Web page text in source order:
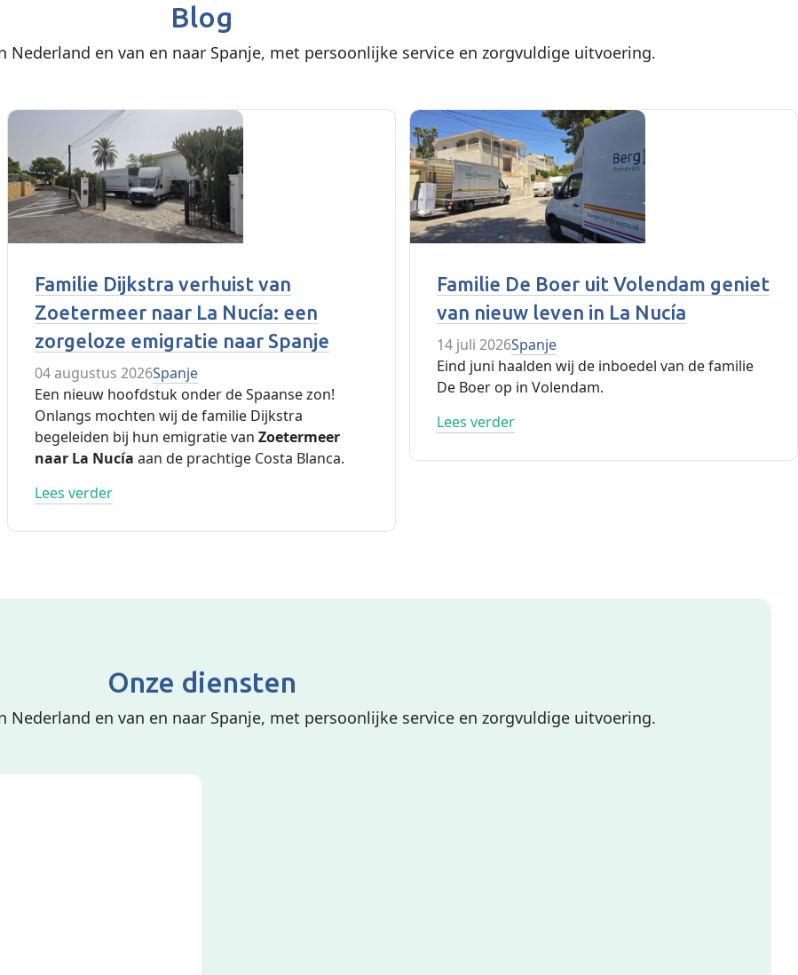
Blog
Nederland en van en naar Spanje, met persoonlijke service en zorgvuldige uitvoering.
Familie Dijkstra verhuist van
Zoetermeer naar La Nucía: een
zorgeloze emigratie naar Spanje
04 augustus 2026Spanje
Een nieuw hoofdstuk onder de Spaanse zon!
Onlangs mochten wij de familie Dijkstra
begeleiden bij hun emigratie van Zoetermeer
naar La Nucía aan de prachtige Costa Blanca.
Lees verder
Familie De Boer uit Volendam geniet
van nieuw leven in La Nucía
14 juli 2026Spanje
Eind juni haalden wij de inboedel van de familie
De Boer op in Volendam.
Lees verder
Onze diensten
Nederland en van en naar Spanje, met persoonlijke service en zorgvuldige uitvoering.